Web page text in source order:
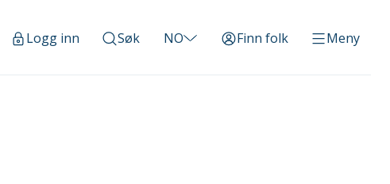
Logg inn Søk NO Finn folk Meny